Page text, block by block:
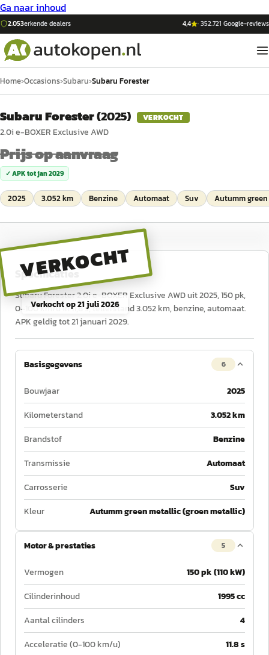
Ga naar inhoud
2.053erkende dealers 4,4 ·352.721 Google-reviews
Home›Occasions›Subaru›Subaru Forester
Subaru Forester(2025) VERKOCHT
2.0i e-BOXER Exclusive AWD
Prijs op aanvraag
✓ APK totjan 2029
2025 3.052 km Benzine Automaat Suv Autumm
VERKOCHT
Verkocht op21 juli 2026
Specificaties
Subaru Forester 2.0i e-BOXER Exclusive AWD uit 2025, 150 pk,
0–100 km/u in 11,8 s, tellerstand 3.052 km, benzine, automaat.
APK geldig tot 21 januari 2029.
Basisgegevens 6
Bouwjaar
2025
Kilometerstand
3.052 km
Brandstof
Benzine
Transmissie
Automaat
Carrosserie
Suv
Kleur
Autumm green metallic (groen metallic)
Motor & prestaties 5
Vermogen
150 pk (110 kW)
Cilinderinhoud
1995 cc
Aantal cilinders
4
Acceleratie (0-100 km/u)
11.8 s